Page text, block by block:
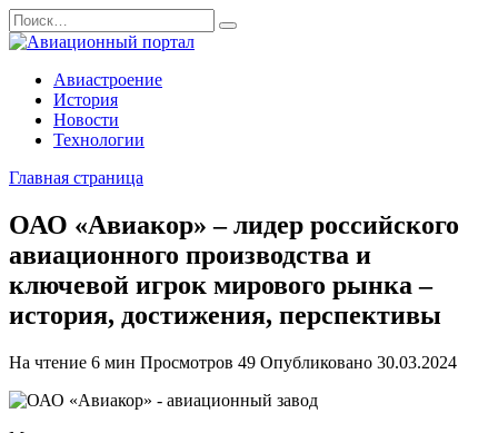
Перейти
к
содержанию
Search
for:
Авиастроение
История
Новости
Технологии
Главная страница
ОАО «Авиакор» – лидер российского
авиационного производства и
ключевой игрок мирового рынка –
история, достижения, перспективы
На чтение 6 мин Просмотров 49 Опубликовано 30.03.2024